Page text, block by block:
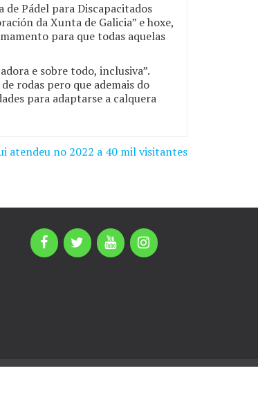
de Pádel para Discapacitados
da Xunta de Galicia” e hoxe,
para que todas aquelas
e sobre todo, inclusiva”.
rodas pero que ademais do
para adaptarse a calquera
atendeu no 2022 a 40 mil visitantes